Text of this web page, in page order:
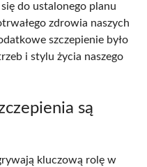
do ustalonego planu
zdrowia naszych
szczepienie było
i stylu życia naszego
są
kluczową rolę w